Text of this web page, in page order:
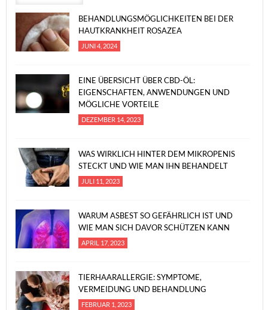
BEHANDLUNGSMÖGLICHKEITEN BEI DER
HAUTKRANKHEIT ROSAZEA
JUNI 4, 2024
EINE ÜBERSICHT ÜBER CBD-ÖL:
EIGENSCHAFTEN, ANWENDUNGEN UND
MÖGLICHE VORTEILE
DEZEMBER 14, 2023
WAS WIRKLICH HINTER DEM MIKROPENIS
STECKT UND WIE MAN IHN BEHANDELT
JULI 11, 2023
WARUM ASBEST SO GEFÄHRLICH IST UND
WIE MAN SICH DAVOR SCHÜTZEN KANN
APRIL 17, 2023
TIERHAARALLERGIE: SYMPTOME,
VERMEIDUNG UND BEHANDLUNG
FEBRUAR 1, 2023